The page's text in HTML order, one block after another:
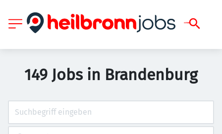
149 Jobs in Brandenburg